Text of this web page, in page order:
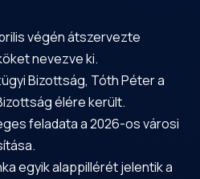
végén átszervezte
nevezve ki.
Bizottság, Tóth Péter a
élére került.
feladata a 2026-os városi
egyik alappillérét jelentik a